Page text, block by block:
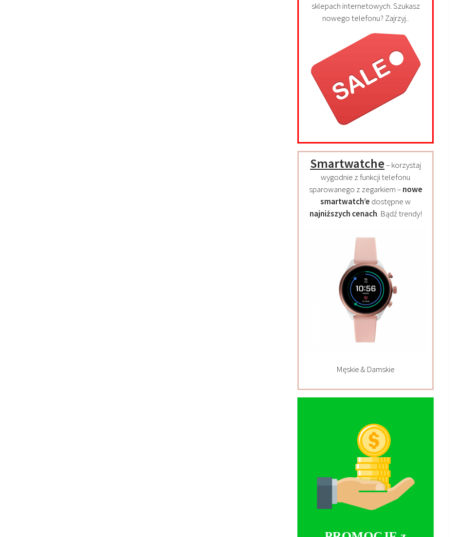
sklepach internetowych. Szukasz
nowego telefonu? Zajrzyj..
Smartwatche– korzystaj
wygodnie z funkcji telefonu
sparowanego z zegarkiem –nowe
smartwatch’e dostępne w
najniższych cenach. Bądź trendy!
Męskie & Damskie